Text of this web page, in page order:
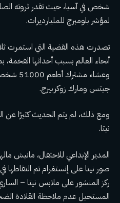
لمؤشر بلومبرج للمليارديرات.
تصدرت هذه القضية التي استمرت
أنحاء العالم بسبب أحداثها الفخمة،
وعشاء
جيتس ومارك زوكربيرج.
ومع ذلك، لم يتم الحديث كثيرًا عن
نيتا.
المدير الإبداعي للاحتفال، مانيش
صور نيتا على إنستغرام تم التقاطها
ركز المنشور على ملابس نيتا –
المستحيل عدم ملاحظة القلادة